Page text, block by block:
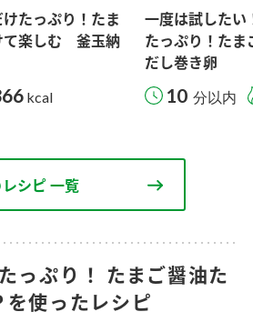
たっぷり！たま
て楽しむ 釜玉納
kcal
一度は試した
たっぷり！たま
だし巻き卵
10 分以内
シピ 一覧
っぷり！ たまご醤油た
を使ったレシピ